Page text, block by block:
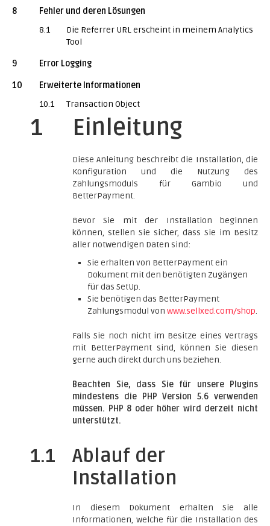
8
Fehler und deren Lösungen
8.1
Die Referrer URL erscheint in meinem Analytics
Tool
9 Error Logging
10
Erweiterte Informationen
10.1
Transaction Object
1 Einleitung
Diese Anleitung beschreibt die Installation, die
Konfiguration und die Nutzung des
Zahlungsmoduls für Gambio und
BetterPayment.
Bevor Sie mit der Installation beginnen
können, stellen Sie sicher, dass Sie im Besitz
aller notwendigen Daten sind:
Sie erhalten von BetterPayment ein
Dokument mit den benötigten Zugängen
für das SetUp.
Sie benötigen das BetterPayment
Zahlungsmodul von www.sellxed.com/shop.
Falls Sie noch nicht im Besitze eines Vertrags
mit BetterPayment sind, können Sie diesen
gerne auch direkt durch uns beziehen.
Beachten Sie, dass Sie für unsere Plugins
mindestens die PHP Version 5.6 verwenden
müssen. PHP 8 oder höher wird derzeit nicht
unterstützt.
1.1
Ablauf der
Installation
In diesem Dokument erhalten Sie alle
Informationen, welche für die Installation des